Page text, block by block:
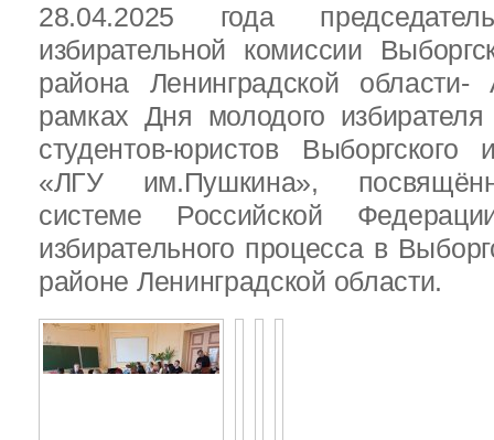
28.04.2025 года
избирательной комиссии
района Ленинградской
рамках Дня молодого
студентов-юристов Выборгского
«ЛГУ им.Пушкина»,
системе Российской
избирательного процесса в
районе Ленинградской области.